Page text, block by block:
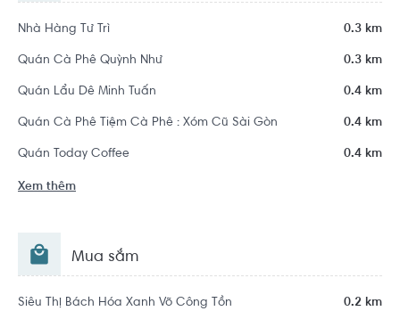
Nhà Hàng Tư Trì 0.3 km
Quán Cà Phê Quỳnh Như 0.3 km
Quán Lẩu Dê Minh Tuấn 0.4 km
Quán Cà Phê Tiệm Cà Phê : Xóm Cũ Sài Gòn 0.4 km
Quán Today Coffee 0.4 km
Xem thêm
Mua sắm
Siêu Thị Bách Hóa Xanh Võ Công Tồn 0.2 km